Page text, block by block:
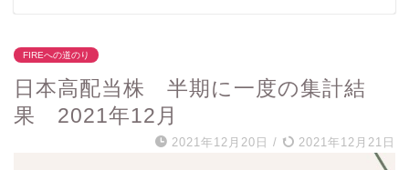
FIREへの道のり
日本高配当株 半期に一度の集計結
果 2021年12月
2021年12月20日 / 2021年12月21日